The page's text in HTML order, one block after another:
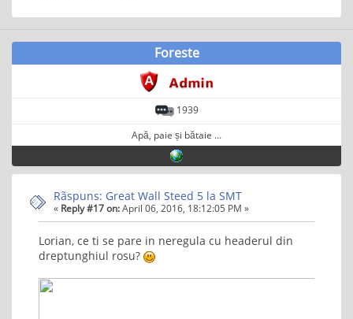
Foreste
1939
Apă, paie și bătaie ...
Rãspuns: Great Wall Steed 5 la SMT
« Reply #17 on:April 06, 2016, 18:12:05 PM »
Lorian, ce ti se pare in neregula cu headerul din
dreptunghiul rosu?